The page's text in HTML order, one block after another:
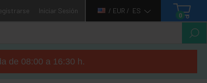
Iniciar Sesión / EUR / ES
0
de 08:00 a 16:30 h.